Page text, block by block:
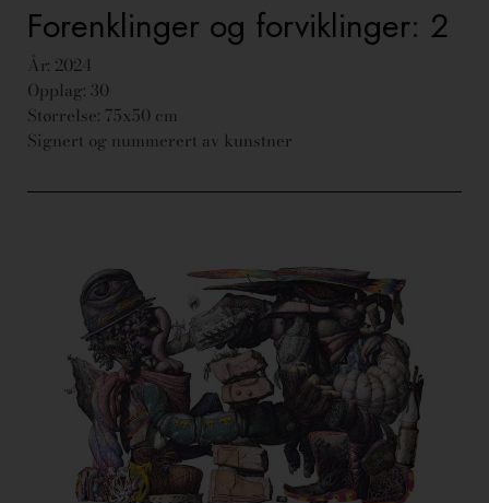
Forenklinger og forviklinger: 2
År: 2024
Opplag: 30
Størrelse: 75x50 cm
Signert og nummerert av kunstner